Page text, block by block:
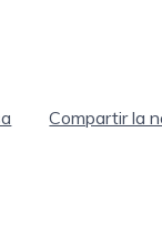
Compartir la